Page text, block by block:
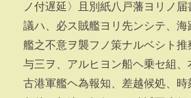
ノ付遅延〉且別紙八戸藩ヨリノ
議ハ、必ス賊艦ヨリ先ンシテ、
艦之不意ヲ襲フノ策ナルベシト
与三ヲ、アルヒヨン船ヘ乗セ組
古港軍艦ヘ為報知、差越候処、